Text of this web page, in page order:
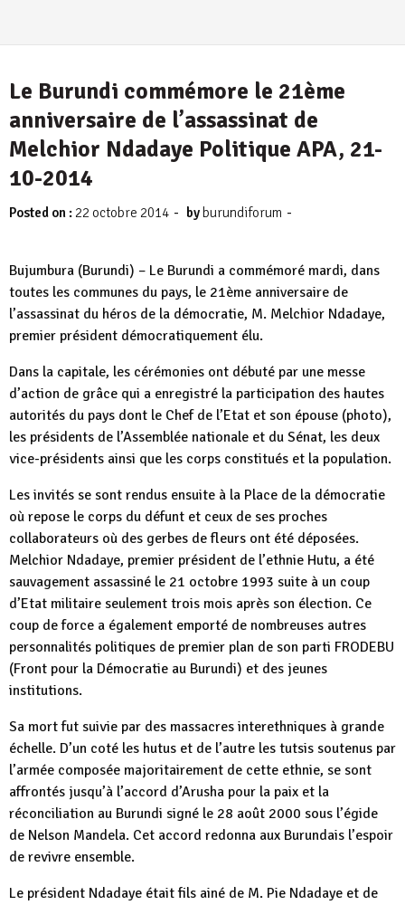
Le Burundi commémore le 21ème
anniversaire de l’assassinat de
Melchior Ndadaye Politique APA, 21-
10-2014
Posted on : 22 octobre 2014 - by burundiforum -
Bujumbura (Burundi) – Le Burundi a commémoré mardi, dans
toutes les communes du pays, le 21ème anniversaire de
l’assassinat du héros de la démocratie, M. Melchior Ndadaye,
premier président démocratiquement élu.
Dans la capitale, les cérémonies ont débuté par une messe
d’action de grâce qui a enregistré la participation des hautes
autorités du pays dont le Chef de l’Etat et son épouse (photo),
les présidents de l’Assemblée nationale et du Sénat, les deux
vice-présidents ainsi que les corps constitués et la population.
Les invités se sont rendus ensuite à la Place de la démocratie
où repose le corps du défunt et ceux de ses proches
collaborateurs où des gerbes de fleurs ont été déposées.
Melchior Ndadaye, premier président de l’ethnie Hutu, a été
sauvagement assassiné le 21 octobre 1993 suite à un coup
d’Etat militaire seulement trois mois après son élection. Ce
coup de force a également emporté de nombreuses autres
personnalités politiques de premier plan de son parti FRODEBU
(Front pour la Démocratie au Burundi) et des jeunes
institutions.
Sa mort fut suivie par des massacres interethniques à grande
échelle. D’un coté les hutus et de l’autre les tutsis soutenus par
l’armée composée majoritairement de cette ethnie, se sont
affrontés jusqu’à l’accord d’Arusha pour la paix et la
réconciliation au Burundi signé le 28 août 2000 sous l’égide
de Nelson Mandela. Cet accord redonna aux Burundais l’espoir
de revivre ensemble.
Le président Ndadaye était fils ainé de M. Pie Ndadaye et de